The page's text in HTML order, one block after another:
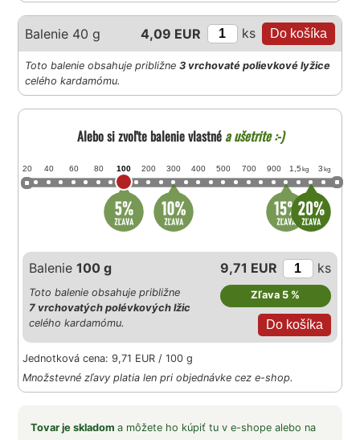
Balenie 40 g 4,09 EUR ks
Toto balenie obsahuje približne3 vrchovaté polievkové lyžice
celého kardamómu.
Alebo si zvoľte balenie vlastnéa ušetrite :-)
20 40 60 80 100 200 300 400 500 700 900 1,5 kg 3 kg
Balenie100 g 9,71 EUR ks
Zľava 5 %
Toto balenie obsahuje približne
7 vrchovatých polévkových lžic
celého kardamómu.
Jednotková cena: 9,71 EUR / 100 g
Množstevné zľavy platia len pri objednávke cez e-shop.
Tovar je skladoma môžete ho kúpiť tu v e-shope alebo na